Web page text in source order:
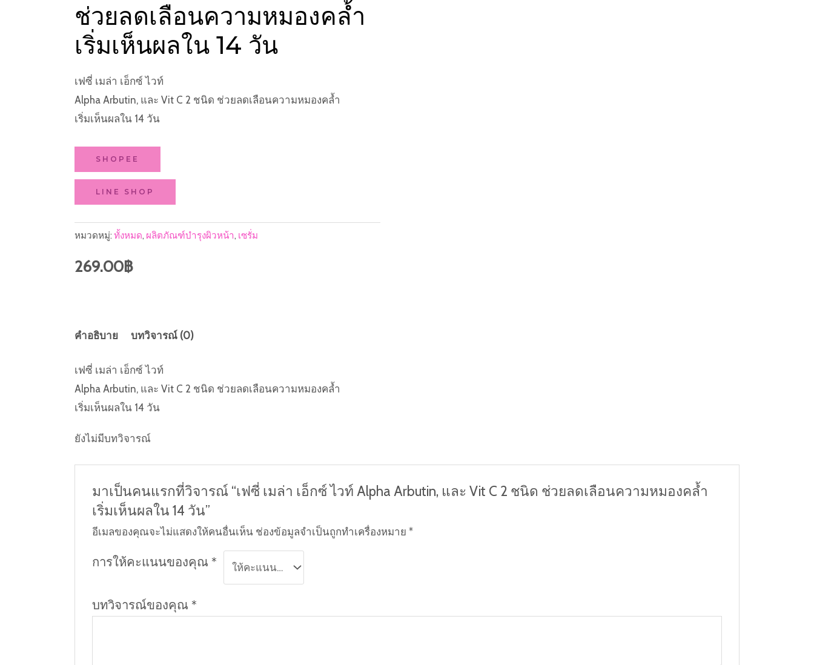
ช่วยลดเลือนความหมองคล้ำ
เริ่มเห็นผลใน 14 วัน
เฟซี่ เมล่า เอ็กซ์ ไวท์
Alpha Arbutin, และ Vit C 2 ชนิด ช่วยลดเลือนความหมองคล้ำ
เริ่มเห็นผลใน 14 วัน
SHOPEE
LINE SHOP
หมวดหมู่: ทั้งหมด, ผลิตภัณฑ์บำรุงผิวหน้า, เซรั่ม
269.00฿
คำอธิบาย บทวิจารณ์ (0)
เฟซี่ เมล่า เอ็กซ์ ไวท์
Alpha Arbutin, และ Vit C 2 ชนิด ช่วยลดเลือนความหมองคล้ำ
เริ่มเห็นผลใน 14 วัน
ยังไม่มีบทวิจารณ์
มาเป็นคนแรกที่วิจารณ์ “เฟซี่ เมล่า เอ็กซ์ ไวท์ Alpha Arbutin, และ Vit C 2 ชนิด ช่วยลดเลือนความหมองคล้ำ
เริ่มเห็นผลใน 14 วัน”
อีเมลของคุณจะไม่แสดงให้คนอื่นเห็น ช่องข้อมูลจำเป็นถูกทำเครื่องหมาย*
การให้คะแนนของคุณ *
บทวิจารณ์ของคุณ *